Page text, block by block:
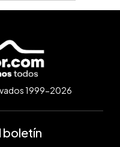
1999-2026
boletín